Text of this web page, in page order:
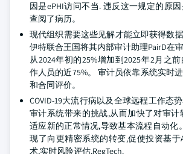
因是ePHI访问不当. 违反这一规定的原
查阅了病历。
现代组织需要这些见解才能立即获得数
伊特联合王国将其内部审计助理PairD在
从2024年初的25%增加到2025年2月之
作人员的近75%。 审计员依靠系统实时
和合同评价。
COVID-19大流行病以及全球远程工作态
审计系统带来的挑战,从而加快了对审计
适应新的正常情况,导致基本流程自动化
现了向更精密系统的转变,促使投资基
术,实时风险评估,RegTech.